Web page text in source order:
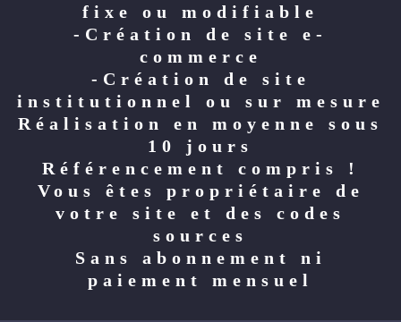
fixe ou modifiable
-Création de site e-
commerce
-Création de site
institutionnel ou sur mesure
Réalisation en moyenne sous
10 jours
Référencement compris !
Vous êtes propriétaire de
votre site et des codes
sources
Sans abonnement ni
paiement mensuel